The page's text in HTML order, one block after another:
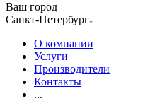
Ваш город
Санкт-Петербург
О компании
Услуги
Производители
Контакты
...